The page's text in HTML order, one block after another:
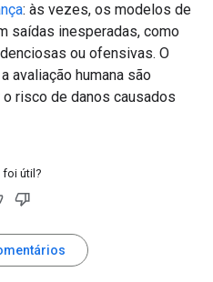
: às vezes, os modelos de
saídas inesperadas, como
ou ofensivas. O
avaliação humana são
risco de danos causados
foi útil?